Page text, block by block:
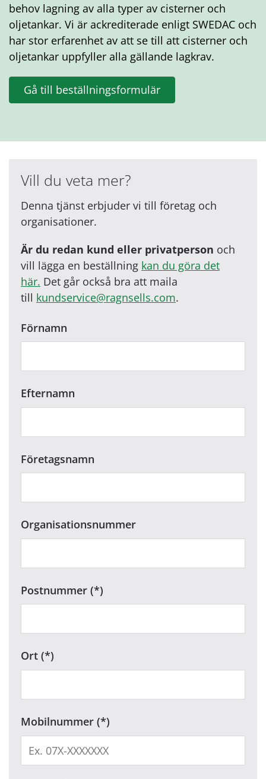
behov lagning av alla typer av cisterner och
oljetankar. Vi är ackrediterade enligt SWEDAC och
har stor erfarenhet av att se till att cisterner och
oljetankar uppfyller alla gällande lagkrav.
Gå till beställningsformulär
Vill du veta mer?
Denna tjänst erbjuder vi till företag och
organisationer.
Är du redan kund eller privatperson och
vill lägga en beställning kan du göra det
här. Det går också bra att maila
till kundservice@ragnsells.com.
Förnamn
Efternamn
Företagsnamn
Organisationsnummer
Postnummer
Ort
Mobilnummer